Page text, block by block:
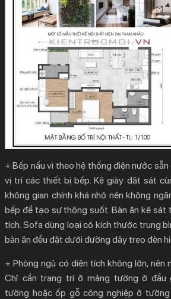
+ Bếp nấu vì theo hệ thống điện nước
vị trí các thiết bị bếp. Kệ giày đặt sát
không gian chính khá nhỏ nên không
bếp để tạo sự thông suốt. Bàn ăn kê sát
tích. Sofa dùng loại có kích thước trung
bàn ăn đều đặt dưới đường dây treo đèn
+ Phòng ngủ có diện tích không lớn, nên
Chỉ cần trang trí ở mảng tường ở đầu
tường hoặc ốp gỗ công nghiệp ở